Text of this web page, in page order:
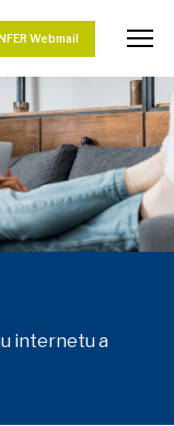
Webmail
internetu a